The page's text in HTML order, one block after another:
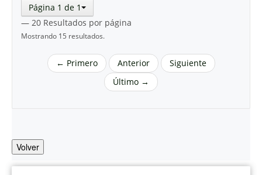
Página 1 de 1
— 20 Resultados por página
Mostrando 15 resultados.
← Primero Anterior
Siguiente
Último →
Volver